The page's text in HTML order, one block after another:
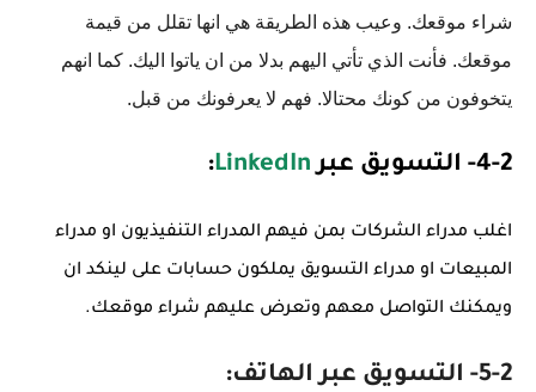
شراء موقعك. وعيب هذه الطريقة هي انها تقلل من قيمة
موقعك. فأنت الذي تأتي اليهم بدلا من ان ياتوا اليك. كما انهم
يتخوفون من كونك محتالا. فهم لا يعرفونك من قبل.
4-2- التسويق عبر LinkedIn
:
اغلب مدراء الشركات بمن فيهم المدراء التنفيذيون او مدراء
المبيعات او مدراء التسويق يملكون حسابات على لينكد ان
ويمكنك التواصل معهم وتعرض عليهم شراء موقعك.
5-2- التسويق عبر الهاتف: